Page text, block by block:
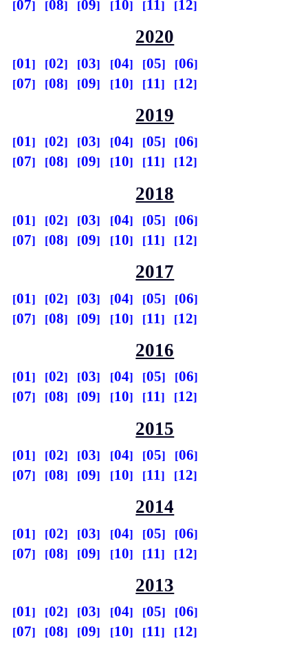
07 08 09 10 11 12
2020
01 02 03 04 05
06
07
08 09 10 11 12
2019
01 02 03 04 05
06
07
08 09 10 11 12
2018
01 02 03 04 05
06
07
08 09 10 11 12
2017
01 02 03 04 05
06
07
08 09 10 11 12
2016
01 02 03 04 05
06
07
08 09 10 11 12
2015
01 02 03 04 05
06
07
08 09 10 11 12
2014
01 02 03 04 05
06
07
08 09 10 11 12
2013
01 02 03 04 05
06
07
08 09 10 11 12